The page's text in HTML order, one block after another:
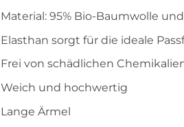
Material: 95% Bio-Baumwolle
Elasthan sorgt für die ideale
Frei von schädlichen
Weich und hochwertig
Lange Ärmel